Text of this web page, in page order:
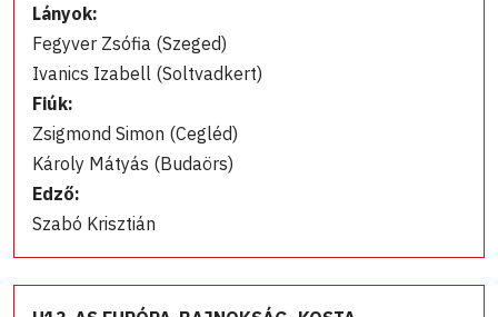
Lányok:
Fegyver Zsófia (Szeged)
Ivanics Izabell (Soltvadkert)
Fiúk:
Zsigmond Simon (Cegléd)
Károly Mátyás (Budaörs)
Edző:
Szabó Krisztián